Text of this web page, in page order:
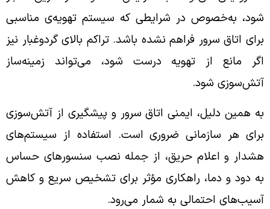
شود، به‌خصوص در شرایطی که سیستم تهویه‌ی مناسبی
برای اتاق سرور فراهم نشده باشد. تراکم بالای گردوغبار نیز
اگر مانع از تهویه درست شود، می‌تواند زمینه‌ساز
آتش‌سوزی شود.
به همین دلیل، ایمنی اتاق سرور و پیشگیری از آتش‌سوزی
برای هر سازمانی ضروری است. استفاده از سیستم‌های
هشدار و اعلام حریق، از جمله نصب سنسورهای حساس
به دود و دما، راهکاری مؤثر برای تشخیص سریع و کاهش
آسیب‌های احتمالی به شمار می‌رود.